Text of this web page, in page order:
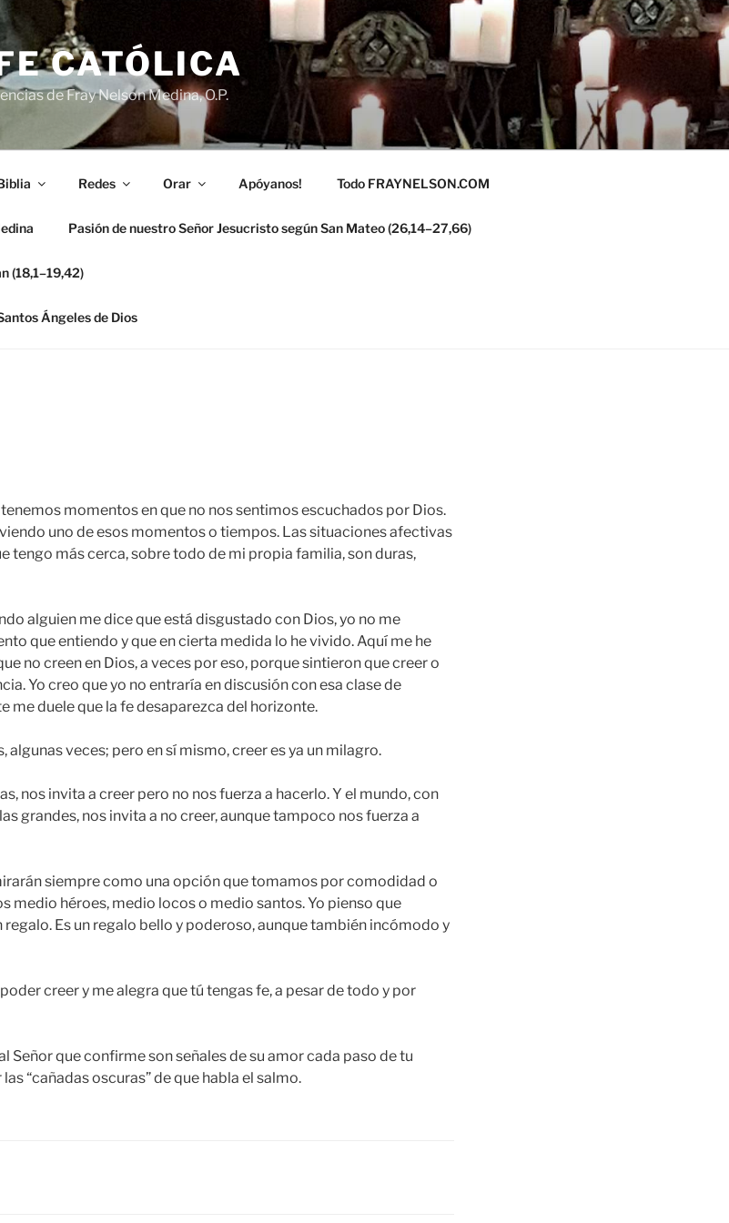
CATÓLICA
de Fray Nelson Medina, O.P.
Redes Orar Apóyanos! Todo FRAYNELSON.COM
Pasión de nuestro Señor Jesucristo según San Mateo (26,14–27,66)
(18,1–19,42)
Ángeles de Dios
momentos en que no nos sentimos escuchados por Dios.
uno de esos momentos o tiempos. Las situaciones afectivas
tengo más cerca, sobre todo de mi propia familia, son duras,
alguien me dice que está disgustado con Dios, yo no me
que entiendo y que en cierta medida lo he vivido. Aquí me he
no creen en Dios, a veces por eso, porque sintieron que creer o
Yo creo que yo no entraría en discusión con esa clase de
me duele que la fe desaparezca del horizonte.
algunas veces; pero en sí mismo, creer es ya un milagro.
nos invita a creer pero no nos fuerza a hacerlo. Y el mundo, con
grandes, nos invita a no creer, aunque tampoco nos fuerza a
siempre como una opción que tomamos por comodidad o
medio héroes, medio locos o medio santos. Yo pienso que
Es un regalo bello y poderoso, aunque también incómodo y
creer y me alegra que tú tengas fe, a pesar de todo y por
Señor que confirme son señales de su amor cada paso de tu
“cañadas oscuras” de que habla el salmo.